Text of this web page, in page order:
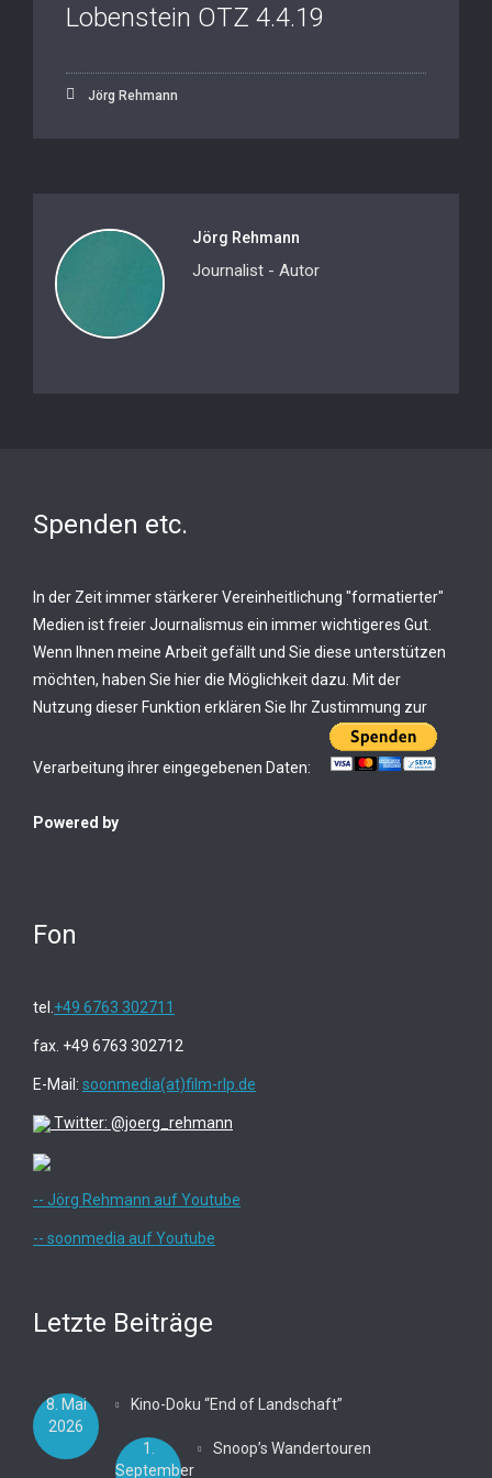
Lobenstein OTZ 4.4.19
Jörg Rehmann
Jörg Rehmann
Journalist - Autor
Spenden etc.
In der Zeit immer stärkerer Vereinheitlichung "formatierter"
Medien ist freier Journalismus ein immer wichtigeres Gut.
Wenn Ihnen meine Arbeit gefällt und Sie diese unterstützen
möchten, haben Sie hier die Möglichkeit dazu. Mit der
Nutzung dieser Funktion erklären Sie Ihr Zustimmung zur
Verarbeitung ihrer eingegebenen Daten:
Powered by
Fon
tel. +49 6763 302711
fax. +49 6763 302712
E-Mail: soonmedia(at)film-rlp.de
Twitter: @joerg_rehmann
-- Jörg Rehmann auf Youtube
-- soonmedia auf Youtube
Letzte Beiträge
Kino-Doku “End of Landschaft”
8. Mai
2026
Snoop’s Wandertouren
1.
September